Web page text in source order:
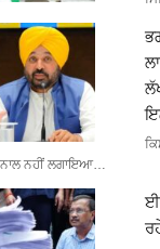
ਨਾਲ ਨਹੀਂ ਲਗਾਇਆ…